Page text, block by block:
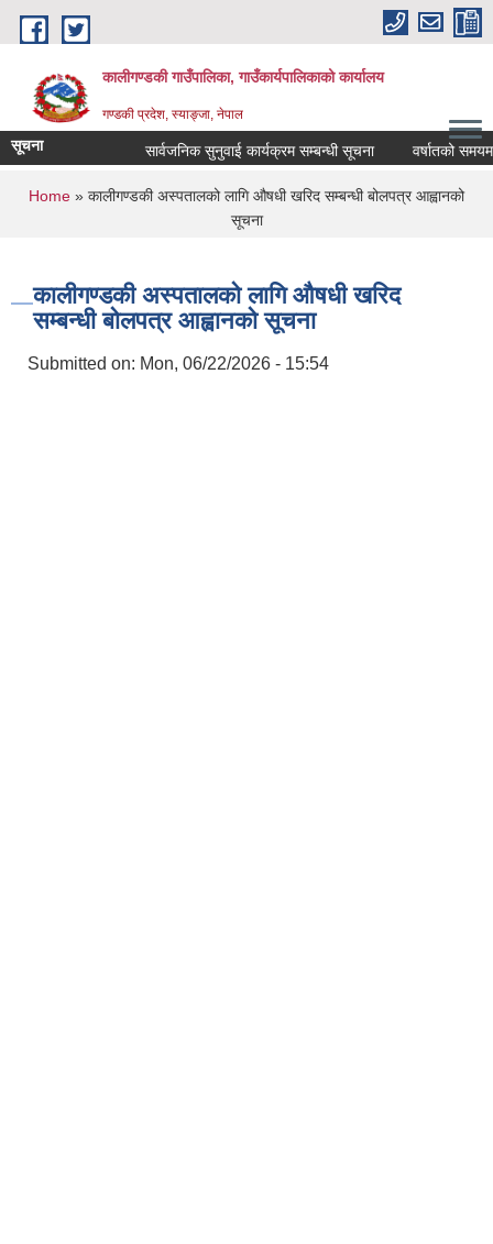
Skip to main content
कालीगण्डकी गाउँपालिका, गाउँकार्यपालिकाको कार्यालय
गण्डकी प्रदेश, स्याङ्जा, नेपाल
सूचना सार्वजनिक सुनुवाई कार्यक्रम सम्बन्धी सूचना वर्षातको
You are here
Home » कालीगण्डकी अस्पतालको लागि औषधी खरिद सम्बन्धी बोलपत्र आह्वानको
सूचना
कालीगण्डकी अस्पतालको लागि औषधी खरिद
सम्बन्धी बोलपत्र आह्वानको सूचना
Submitted on: Mon, 06/22/2026 - 15:54